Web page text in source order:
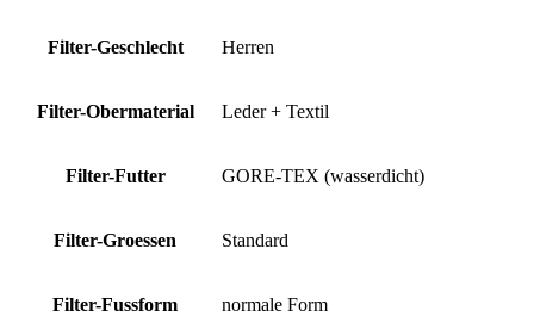
Filter-Geschlecht Herren
Filter-Obermaterial Leder + Textil
Filter-Futter GORE-TEX (wasserdicht)
Filter-Groessen Standard
Filter-Fussform normale Form